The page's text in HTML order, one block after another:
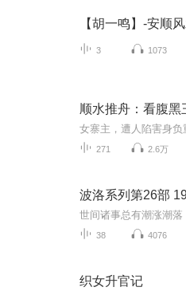
【胡一鸣】-安顺
3 1073
顺水推舟：看腹黑
271 2.6万
波洛系列第26部
38 4076
织女升官记